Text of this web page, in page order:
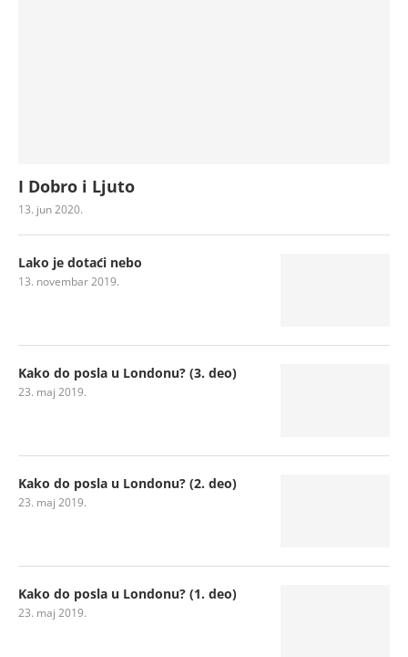
I Dobro i Ljuto
13. jun 2020.
Lako je dotaći nebo
13. novembar 2019.
Kako do posla u Londonu? (3. deo)
23. maj 2019.
Kako do posla u Londonu? (2. deo)
23. maj 2019.
Kako do posla u Londonu? (1. deo)
23. maj 2019.